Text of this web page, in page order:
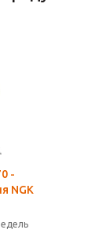
-
NGK